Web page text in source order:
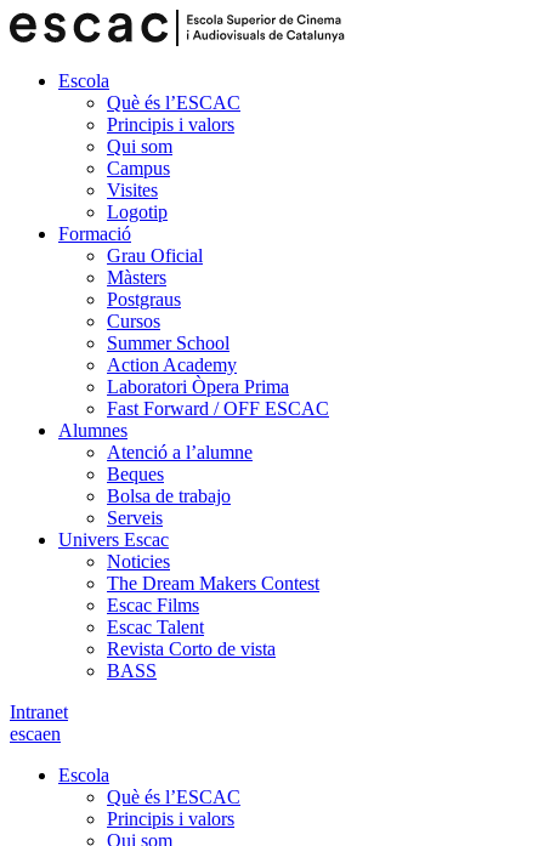
Escola
Què és l’ESCAC
Principis i valors
Qui som
Campus
Visites
Logotip
Formació
Grau Oficial
Màsters
Postgraus
Cursos
Summer School
Action Academy
Laboratori Òpera Prima
Fast Forward / OFF ESCAC
Alumnes
Atenció a l’alumne
Beques
Bolsa de trabajo
Serveis
Univers Escac
Noticies
The Dream Makers Contest
Escac Films
Escac Talent
Revista Corto de vista
BASS
Intranet
escaen
Escola
Què és l’ESCAC
Principis i valors
Qui som